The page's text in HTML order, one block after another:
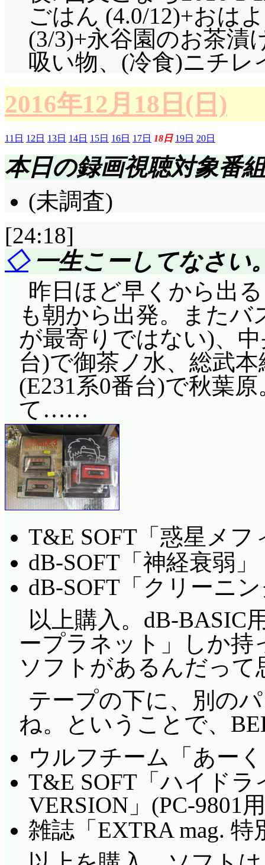
ごはん (4.0/12)+おは
(3/3)+永谷園のお茶漬
吸い物、(冷食)ニチレ
2016年12月18日(日)
11日 12日 13日 14日 15日 16日 17日 18日 19日 20日
本日の録画視聴対象番組
(未調査)
[24:18]
◇一生こーしてなさい
昨日ほど早くから出
も朝から出発。また
が最寄りではない)、
台)で御茶ノ水、総武
(E231系0番台)で秋葉
て……
T&E SOFT「惑星メフ
dB-SOFT「神経衰弱」
dB-SOFT「クリーニ
以上購入。dB-BASIC
ープラネット」しか
ソフトがあるんだっ
テープの下に、別の
ね。ということで、
ウルフチーム「あー
T&E SOFT「ハイドラ
VERSION」(PC-9801
雑誌「EXTRA mag. 特